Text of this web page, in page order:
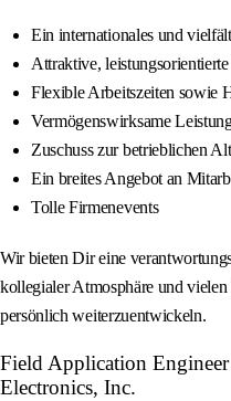
Ein internationales und
Attraktive,
Flexible Arbeitszeiten sowie
Vermögenswirksame
Zuschuss zur betrieblichen
Ein breites Angebot an
Tolle Firmenevents
Wir bieten Dir eine
kollegialer Atmosphäre und
persönlich weiterzuentwickeln.
Field Application
Electronics, Inc.